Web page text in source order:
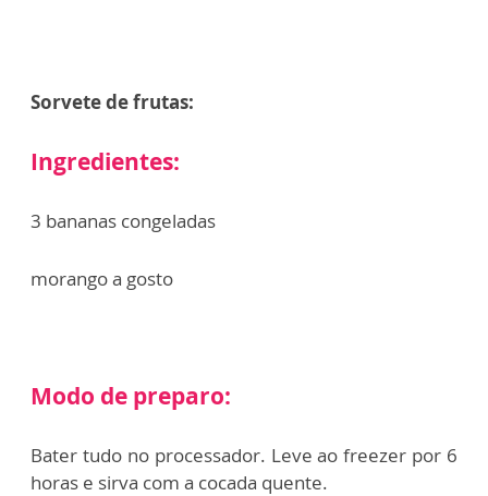
Sorvete de frutas:
Ingredientes:
3 bananas congeladas
morango a gosto
Modo de preparo:
Bater tudo no processador. Leve ao freezer por 6
horas e sirva com a cocada quente.